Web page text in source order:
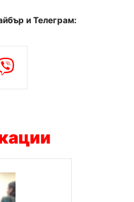
и Телеграм: